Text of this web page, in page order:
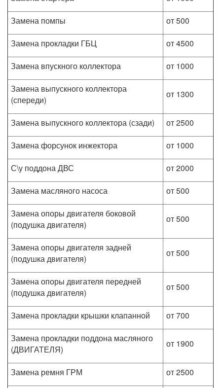
Замена помпы
от 500
Замена прокладки ГБЦ
от 4500
Замена впускного коллектора
от 1000
Замена выпускного коллектора
(спереди)
от 1300
Замена выпускного коллектора (сзади)
от 2500
Замена форсунок инжектора
от 1000
С\у поддона ДВС
от 2000
Замена масляного насоса
от 500
Замена опоры двигателя боковой
(подушка двигателя)
от 500
Замена опоры двигателя задней
(подушка двигателя)
от 500
Замена опоры двигателя передней
(подушка двигателя)
от 500
Замена прокладки крышки клапанной
от 700
Замена прокладки поддона масляного
(ДВИГАТЕЛЯ)
от 1900
Замена ремня ГРМ
от 2500